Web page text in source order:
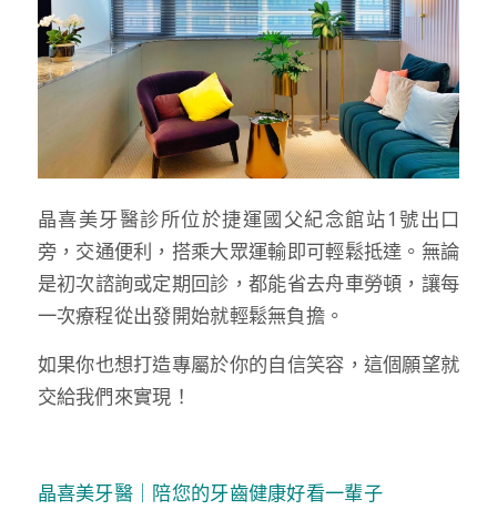
晶喜美牙醫診所位於捷運國父紀念館站1號出口
旁，交通便利，搭乘大眾運輸即可輕鬆抵達。無論
是初次諮詢或定期回診，都能省去舟車勞頓，讓每
一次療程從出發開始就輕鬆無負擔。
如果你也想打造專屬於你的自信笑容，這個願望就
交給我們來實現！
晶喜美牙醫｜陪您的牙齒健康好看一輩子